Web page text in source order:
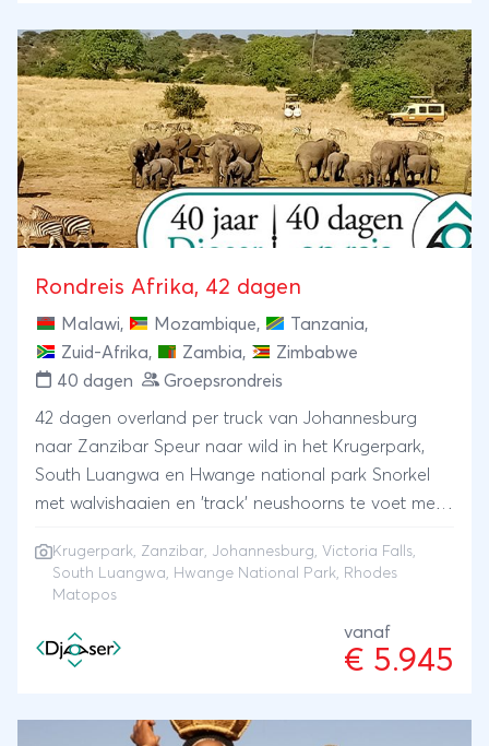
Rondreis Afrika, 42 dagen
Malawi, Mozambique, Tanzania,
Zuid-Afrika, Zambia,
Zimbabwe
40 dagen
Groepsrondreis
42 dagen overland per truck van Johannesburg
naar Zanzibar Speur naar wild in het Krugerpark,
South Luangwa en Hwange national park Snorkel
met walvishaaien en 'track' neushoorns te voet met
donderende Victoriawatervallen Ontdek de
stranden van Mozambique en specerijeneiland
Krugerpark, Zanzibar, Johannesburg, Victoria Falls,
South Luangwa, Hwange National Park, Rhodes
Matopos
vanaf
€ 5.945